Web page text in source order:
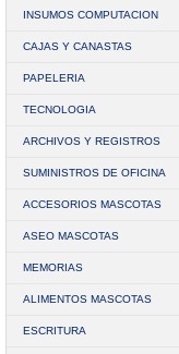
INSUMOS COMPUTACION
CAJAS Y CANASTAS
PAPELERIA
TECNOLOGIA
ARCHIVOS Y REGISTROS
SUMINISTROS DE OFICINA
ACCESORIOS MASCOTAS
ASEO MASCOTAS
MEMORIAS
ALIMENTOS MASCOTAS
ESCRITURA